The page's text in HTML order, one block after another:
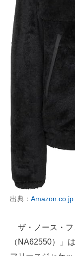
出典： Amazon.co.jp
ザ・ノース・フ
（NA62550）」